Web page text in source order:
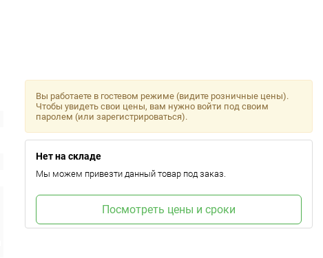
Вы работаете в гостевом режиме (видите розничные цены).
Чтобы увидеть свои цены, вам нужно войти под своим
паролем (или зарегистрироваться).
Нет на складе
Мы можем привезти данный товар под заказ.
Посмотреть цены и сроки